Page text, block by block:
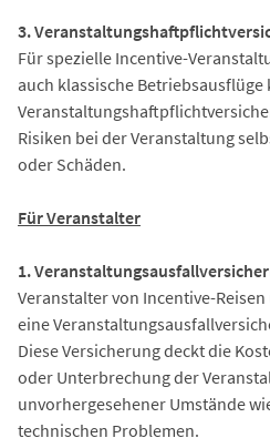
3.
Für spezielle Incentive-
auch klassische
Risiken bei der Veranstaltung
oder Schäden.
Für Veranstalter
1.
Veranstalter von Incentive-
eine
Diese Versicherung deckt die
oder Unterbrechung der
unvorhergesehener Umstände
technischen Problemen.